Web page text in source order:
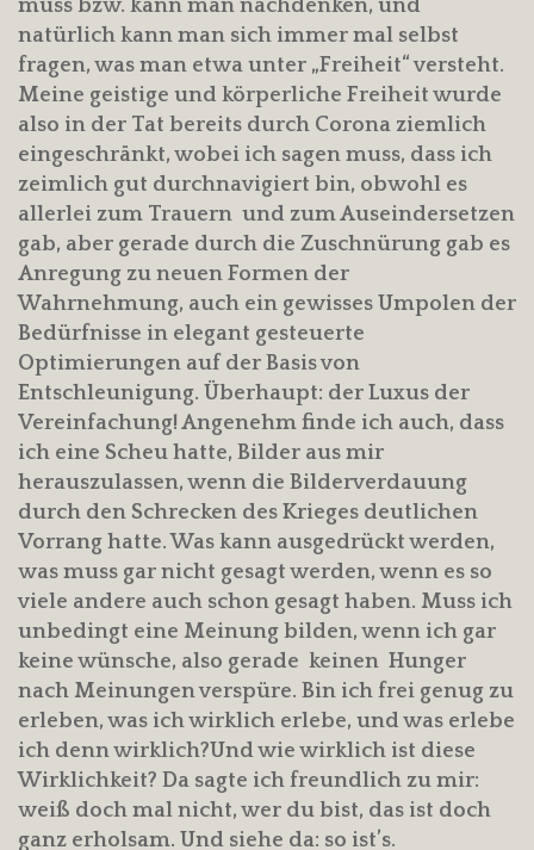
muss bzw. kann man nachdenken, und
natürlich kann man sich immer mal selbst
fragen, was man etwa unter „Freiheit“ versteht.
Meine geistige und körperliche Freiheit wurde
also in der Tat bereits durch Corona ziemlich
eingeschränkt, wobei ich sagen muss, dass ich
zeimlich gut durchnavigiert bin, obwohl es
allerlei zum Trauern und zum Auseindersetzen
gab, aber gerade durch die Zuschnürung gab es
Anregung zu neuen Formen der
Wahrnehmung, auch ein gewisses Umpolen der
Bedürfnisse in elegant gesteuerte
Optimierungen auf der Basis von
Entschleunigung. Überhaupt: der Luxus der
Vereinfachung! Angenehm finde ich auch, dass
ich eine Scheu hatte, Bilder aus mir
herauszulassen, wenn die Bilderverdauung
durch den Schrecken des Krieges deutlichen
Vorrang hatte. Was kann ausgedrückt werden,
was muss gar nicht gesagt werden, wenn es so
viele andere auch schon gesagt haben. Muss ich
unbedingt eine Meinung bilden, wenn ich gar
keine wünsche, also gerade keinen Hunger
nach Meinungen verspüre. Bin ich frei genug zu
erleben, was ich wirklich erlebe, und was erlebe
ich denn wirklich?Und wie wirklich ist diese
Wirklichkeit? Da sagte ich freundlich zu mir:
weiß doch mal nicht, wer du bist, das ist doch
ganz erholsam. Und siehe da: so ist’s.